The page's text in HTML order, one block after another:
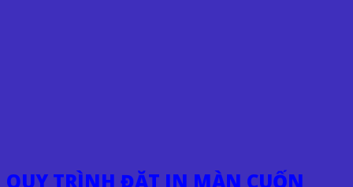
QUY TRÌNH ĐẶT IN MÀN CUỐN